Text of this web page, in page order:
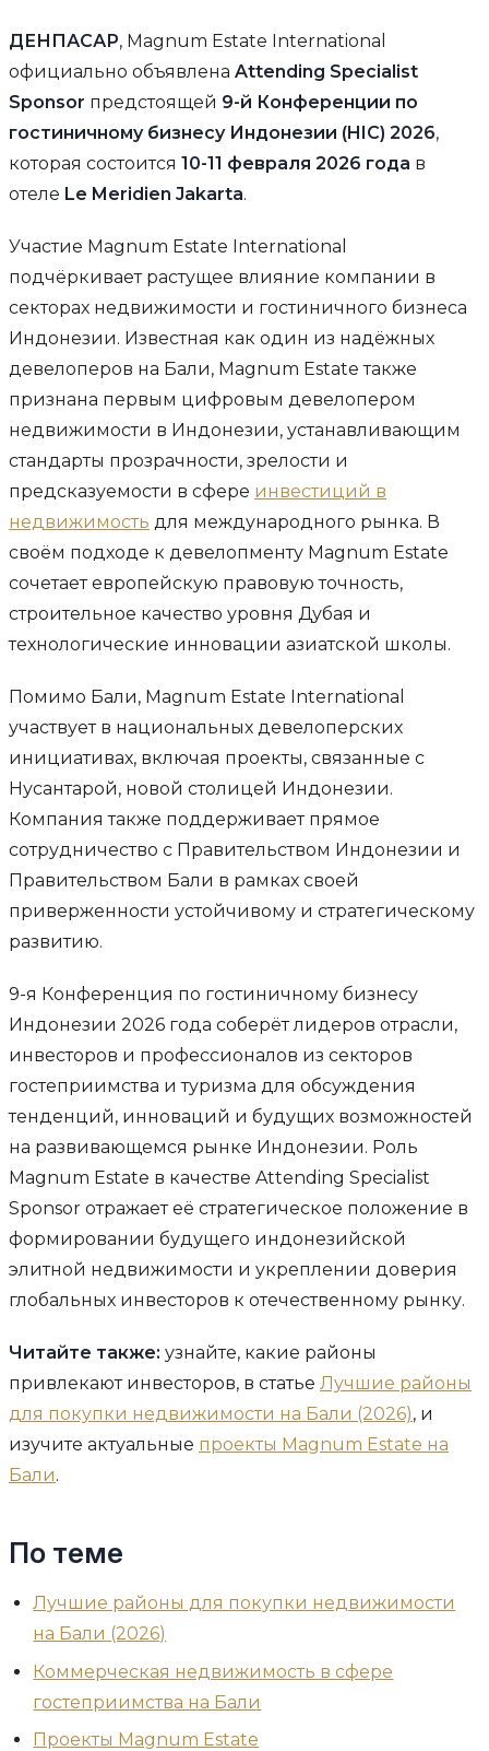
ДЕНПАСАР, Magnum Estate International
официально объявлена Attending Specialist
Sponsor предстоящей 9-й Конференции по
гостиничному бизнесу Индонезии (HIC) 2026,
которая состоится 10-11 февраля 2026 года в
отеле Le Meridien Jakarta.
Участие Magnum Estate International
подчёркивает растущее влияние компании в
секторах недвижимости и гостиничного бизнеса
Индонезии. Известная как один из надёжных
девелоперов на Бали, Magnum Estate также
признана первым цифровым девелопером
недвижимости в Индонезии, устанавливающим
стандарты прозрачности, зрелости и
предсказуемости в сфере инвестиций в
недвижимость для международного рынка. В
своём подходе к девелопменту Magnum Estate
сочетает европейскую правовую точность,
строительное качество уровня Дубая и
технологические инновации азиатской школы.
Помимо Бали, Magnum Estate International
участвует в национальных девелоперских
инициативах, включая проекты, связанные с
Нусантарой, новой столицей Индонезии.
Компания также поддерживает прямое
сотрудничество с Правительством Индонезии и
Правительством Бали в рамках своей
приверженности устойчивому и стратегическому
развитию.
9-я Конференция по гостиничному бизнесу
Индонезии 2026 года соберёт лидеров отрасли,
инвесторов и профессионалов из секторов
гостеприимства и туризма для обсуждения
тенденций, инноваций и будущих возможностей
на развивающемся рынке Индонезии. Роль
Magnum Estate в качестве Attending Specialist
Sponsor отражает её стратегическое положение в
формировании будущего индонезийской
элитной недвижимости и укреплении доверия
глобальных инвесторов к отечественному рынку.
Читайте также: узнайте, какие районы
привлекают инвесторов, в статье Лучшие районы
для покупки недвижимости на Бали (2026), и
изучите актуальные проекты Magnum Estate на
Бали.
По теме
Лучшие районы для покупки недвижимости
на Бали (2026)
Коммерческая недвижимость в сфере
гостеприимства на Бали
Проекты Magnum Estate